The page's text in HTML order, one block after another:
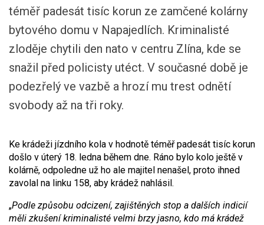
téměř padesát tisíc korun ze zamčené kolárny
bytového domu v Napajedlích. Kriminalisté
zloděje chytili den nato v centru Zlína, kde se
snažil před policisty utéct. V současné době je
podezřelý ve vazbě a hrozí mu trest odnětí
svobody až na tři roky.
Ke krádeži jízdního kola v hodnotě téměř padesát tisíc korun
došlo v úterý 18. ledna během dne. Ráno bylo kolo ještě v
kolárně, odpoledne už ho ale majitel nenašel, proto ihned
zavolal na linku 158, aby krádež nahlásil.
„Podle způsobu odcizení, zajištěných stop a dalších indicií
měli zkušení kriminalisté velmi brzy jasno, kdo má krádež